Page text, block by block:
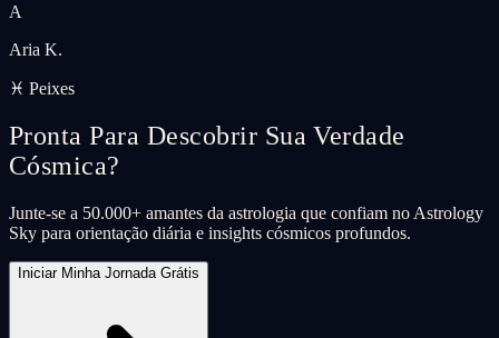
A
Aria K.
♓ Peixes
Pronta Para Descobrir Sua Verdade
Cósmica?
Junte-se a 50.000+ amantes da astrologia que confiam no Astrology
Sky para orientação diária e insights cósmicos profundos.
Iniciar Minha Jornada Grátis